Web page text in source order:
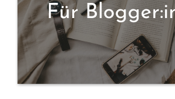
Für